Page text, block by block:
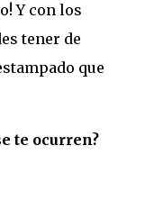
Y con los
tener de
que
te ocurren?